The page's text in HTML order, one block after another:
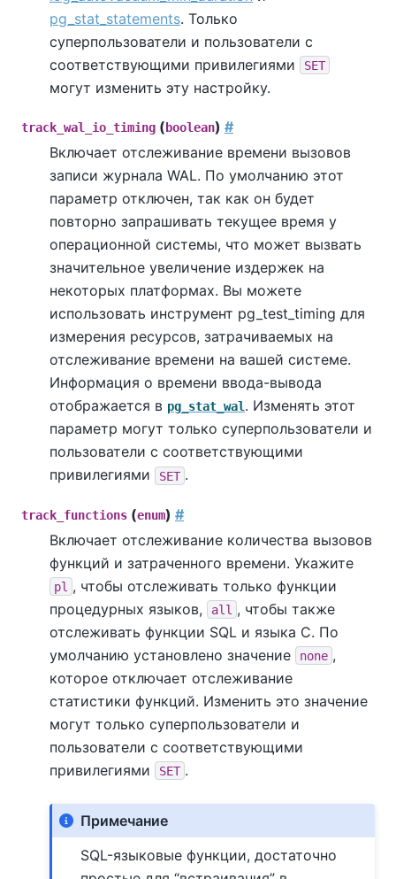
pg_stat_statements. Только
суперпользователи и пользователи с
соответствующими привилегиями
SET
могут изменить эту настройку.
track_wal_io_timing ( boolean) #
Включает отслеживание времени вызовов
записи журнала WAL. По умолчанию этот
параметр отключен, так как он будет
повторно запрашивать текущее время у
операционной системы, что может вызвать
значительное увеличение издержек на
некоторых платформах. Вы можете
использовать инструмент pg_test_timing для
измерения ресурсов, затрачиваемых на
отслеживание времени на вашей системе.
Информация о времени ввода-вывода
отображается в pg_stat_wal. Изменять этот
параметр могут только суперпользователи и
пользователи с соответствующими
привилегиями
SET .
track_functions (enum) #
Включает отслеживание количества вызовов
функций и затраченного времени. Укажите
pl , чтобы отслеживать только функции
процедурных языков,
all , чтобы также
отслеживать функции SQL и языка C. По
умолчанию установлено значение
none ,
которое отключает отслеживание
статистики функций. Изменить это значение
могут только суперпользователи и
пользователи с соответствующими
привилегиями
SET .
Примечание
SQL-языковые функции, достаточно